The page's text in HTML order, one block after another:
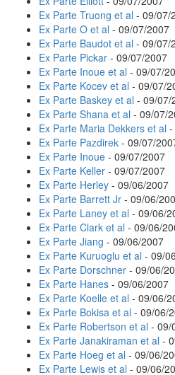
Ex Parte Truong et al - 09/07/
Ex Parte O et al - 09/07/2007
Ex Parte Baudot et al - 09/07/
Ex Parte Pickar - 09/07/2007
Ex Parte Inoue et al - 09/07/
Ex Parte Kocev et al - 09/07/
Ex Parte Baskey et al - 09/07/
Ex Parte Shana et al - 09/07/
Ex Parte Maria Dekkers et al -
Ex Parte Pazdirek - 09/07/
Ex Parte Inoue - 09/07/2007
Ex Parte Keller - 09/07/2007
Ex Parte Herley - 09/06/2007
Ex Parte Barrett Jr - 09/06/
Ex Parte Laney et al - 09/06/
Ex Parte Clark et al - 09/06/
Ex Parte Jiang - 09/06/2007
Ex Parte Kuruoglu et al - 09/
Ex Parte Dorschner - 09/06/
Ex Parte Hanes - 09/06/2007
Ex Parte Koelle et al - 09/06/
Ex Parte Bokisa et al - 09/06/
Ex Parte Robertson et al - 09/
Ex Parte Janakiraman et al -
Ex Parte Hoeg et al - 09/06/
Ex Parte Lewis et al - 09/06/